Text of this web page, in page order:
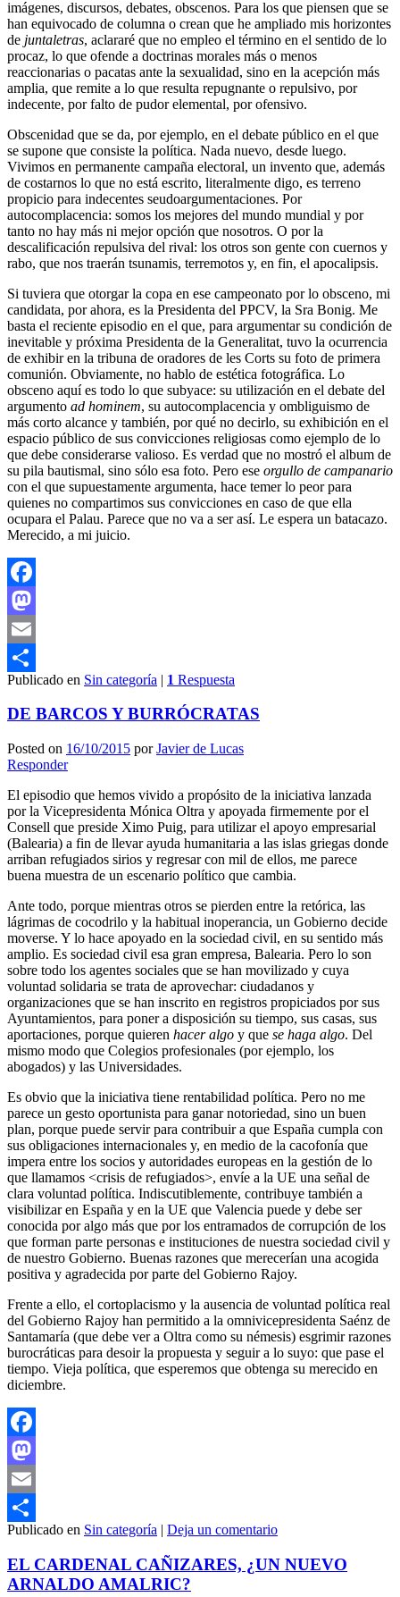
imágenes, discursos, debates, obscenos. Para los que piensen que se
han equivocado de columna o crean que he ampliado mis horizontes
de juntaletras, aclararé que no empleo el término en el sentido de lo
procaz, lo que ofende a doctrinas morales más o menos
reaccionarias o pacatas ante la sexualidad, sino en la acepción más
amplia, que remite a lo que resulta repugnante o repulsivo, por
indecente, por falto de pudor elemental, por ofensivo.
Obscenidad que se da, por ejemplo, en el debate público en el que
se supone que consiste la política. Nada nuevo, desde luego.
Vivimos en permanente campaña electoral, un invento que, además
de costarnos lo que no está escrito, literalmente digo, es terreno
propicio para indecentes seudoargumentaciones. Por
autocomplacencia: somos los mejores del mundo mundial y por
tanto no hay más ni mejor opción que nosotros. O por la
descalificación repulsiva del rival: los otros son gente con cuernos y
rabo, que nos traerán tsunamis, terremotos y, en fin, el apocalipsis.
Si tuviera que otorgar la copa en ese campeonato por lo obsceno, mi
candidata, por ahora, es la Presidenta del PPCV, la Sra Bonig. Me
basta el reciente episodio en el que, para argumentar su condición de
inevitable y próxima Presidenta de la Generalitat, tuvo la ocurrencia
de exhibir en la tribuna de oradores de les Corts su foto de primera
comunión. Obviamente, no hablo de estética fotográfica. Lo
obsceno aquí es todo lo que subyace: su utilización en el debate del
argumento ad hominem, su autocomplacencia y ombliguismo de
más corto alcance y también, por qué no decirlo, su exhibición en el
espacio público de sus convicciones religiosas como ejemplo de lo
que debe considerarse valioso. Es verdad que no mostró el album de
su pila bautismal, sino sólo esa foto. Pero ese orgullo de campanario
con el que supuestamente argumenta, hace temer lo peor para
quienes no compartimos sus convicciones en caso de que ella
ocupara el Palau. Parece que no va a ser así. Le espera un batacazo.
Merecido, a mi juicio.
Facebook
Mastodon
Email
Compartir
Publicado en Sin categoría | 1 Respuesta
DE BARCOS Y BURRÓCRATAS
Posted on 16/10/2015 porJavier de Lucas
Responder
El episodio que hemos vivido a propósito de la iniciativa lanzada
por la Vicepresidenta Mónica Oltra y apoyada firmemente por el
Consell que preside Ximo Puig, para utilizar el apoyo empresarial
(Balearia) a fin de llevar ayuda humanitaria a las islas griegas donde
arriban refugiados sirios y regresar con mil de ellos, me parece
buena muestra de un escenario político que cambia.
Ante todo, porque mientras otros se pierden entre la retórica, las
lágrimas de cocodrilo y la habitual inoperancia, un Gobierno decide
moverse. Y lo hace apoyado en la sociedad civil, en su sentido más
amplio. Es sociedad civil esa gran empresa, Balearia. Pero lo son
sobre todo los agentes sociales que se han movilizado y cuya
voluntad solidaria se trata de aprovechar: ciudadanos y
organizaciones que se han inscrito en registros propiciados por sus
Ayuntamientos, para poner a disposición su tiempo, sus casas, sus
aportaciones, porque quieren hacer algo y que se haga algo. Del
mismo modo que Colegios profesionales (por ejemplo, los
abogados) y las Universidades.
Es obvio que la iniciativa tiene rentabilidad política. Pero no me
parece un gesto oportunista para ganar notoriedad, sino un buen
plan, porque puede servir para contribuir a que España cumpla con
sus obligaciones internacionales y, en medio de la cacofonía que
impera entre los socios y autoridades europeas en la gestión de lo
que llamamos <crisis de refugiados>, envíe a la UE una señal de
clara voluntad política. Indiscutiblemente, contribuye también a
visibilizar en España y en la UE que Valencia puede y debe ser
conocida por algo más que por los entramados de corrupción de los
que forman parte personas e instituciones de nuestra sociedad civil y
de nuestro Gobierno. Buenas razones que merecerían una acogida
positiva y agradecida por parte del Gobierno Rajoy.
Frente a ello, el cortoplacismo y la ausencia de voluntad política real
del Gobierno Rajoy han permitido a la omnivicepresidenta Saénz de
Santamaría (que debe ver a Oltra como su némesis) esgrimir razones
burocráticas para desoir la propuesta y seguir a lo suyo: que pase el
tiempo. Vieja política, que esperemos que obtenga su merecido en
diciembre.
Facebook
Mastodon
Email
Compartir
Publicado en Sin categoría | Deja un comentario
EL CARDENAL CAÑIZARES, ¿UN NUEVO
ARNALDO AMALRIC?